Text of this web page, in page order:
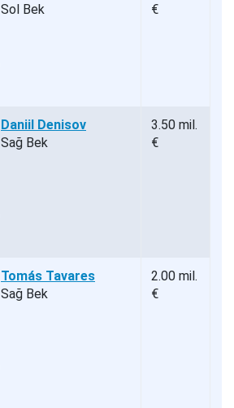
Sol Bek
€
Daniil Denisov
Sağ Bek
3.50 mil.
€
Tomás Tavares
Sağ Bek
2.00 mil.
€